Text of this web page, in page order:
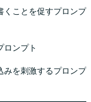
くことを促すプロンプ
ロンプト
みを刺激するプロンプ